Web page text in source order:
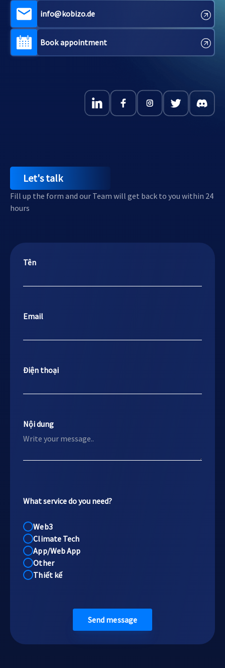
info@kobizo.de
Book appointment
Let's talk
Fill up the form and our Team will get back to you within 24
hours
Tên
Email
Điện thoại
Nội dung
What service do you need?
Web3
Climate Tech
App/Web App
Other
Thiết kế
Send message